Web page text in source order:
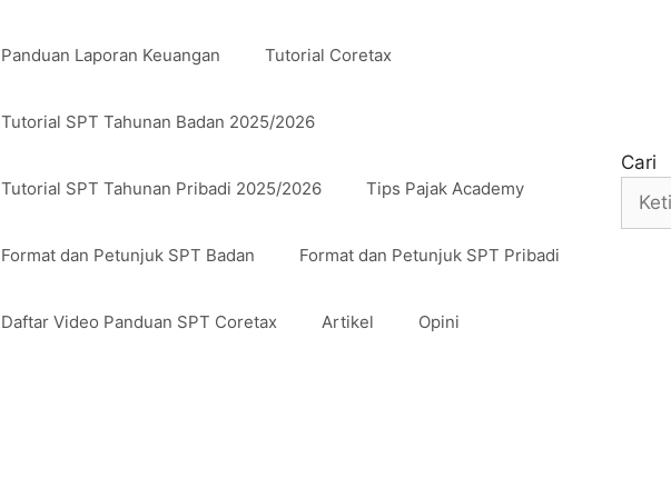
Panduan Laporan Keuangan Tutorial Coretax
Tutorial SPT Tahunan Badan 2025/2026
Tutorial SPT Tahunan Pribadi 2025/2026 Tips Pajak Academy
Format dan Petunjuk SPT Badan Format dan Petunjuk SPT Pribadi
Daftar Video Panduan SPT Coretax Artikel Opini
Cari